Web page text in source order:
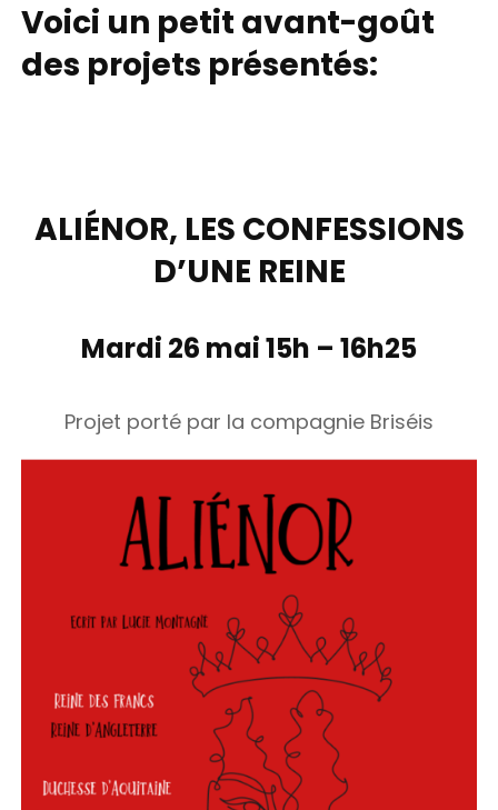
Voici un petit avant-goût
des projets présentés:
ALIÉNOR, LES CONFESSIONS
D’UNE REINE
Mardi 26 mai 15h – 16h25
Projet porté par la compagnie Briséis